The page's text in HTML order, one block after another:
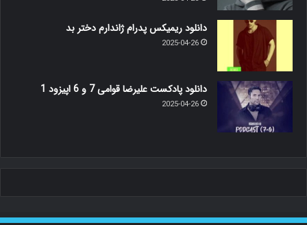
دانلود ریمیکس پدرام ژاندارم دختر بد
2025-04-26
دانلود پادکست علیرضا قوامی 7 و 6 اپیزود 1
2025-04-26